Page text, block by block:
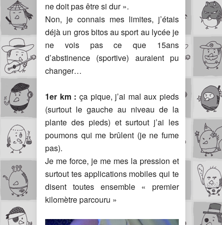
ne doit pas être si dur ».
Non, je connais mes limites, j’étais
déjà un gros bitos au sport au lycée je
ne vois pas ce que 15ans
d’abstinence (sportive) auraient pu
changer…
1er km : ça pique, j’ai mal aux pieds
(surtout le gauche au niveau de la
plante des pieds) et surtout j’ai les
poumons qui me brûlent (je ne fume
pas).
Je me force, je me mes la pression et
surtout tes applications mobiles qui te
disent toutes ensemble « premier
kilomètre parcouru »